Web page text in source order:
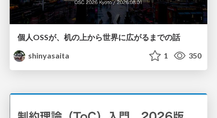
個人OSSが、机の上から世界に広がるまでの話
shinyasaita
1 350